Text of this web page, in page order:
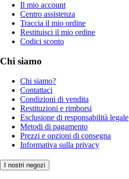
Il mio account
Centro assistenza
Traccia il mio ordine
Restituisci il mio ordine
Codici sconto
Chi siamo
Chi siamo?
Contattaci
Condizioni di vendita
Restituzioni e rimborsi
Esclusione di responsabilità legale
Metodi di pagamento
Prezzi e opzioni di consegna
Informativa sulla privacy
I nostri negozi